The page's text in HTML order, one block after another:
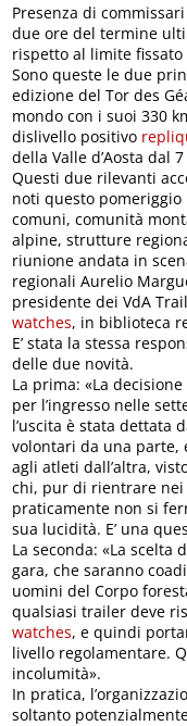
Presenza di
due ore del termine
rispetto al limite fissato
Sono queste le due
edizione del Tor des
mondo con i suoi 330
dislivello positivo
della Valle d’Aosta dal
Questi due rilevanti
noti questo pomeriggio
comuni, comunità
alpine, strutture
riunione andata in
regionali Aurelio
presidente dei VdA
watches, in biblioteca
E’ stata la stessa
delle due novità.
La prima: «La
per l’ingresso nelle
l’uscita è stata dettata
volontari da una parte,
agli atleti dall’altra,
chi, pur di rientrare
praticamente non si
sua lucidità. E’ una
La seconda: «La
gara, che saranno
uomini del Corpo
qualsiasi trailer deve
watches, e quindi
livello regolamentare.
incolumità».
In pratica,
soltanto